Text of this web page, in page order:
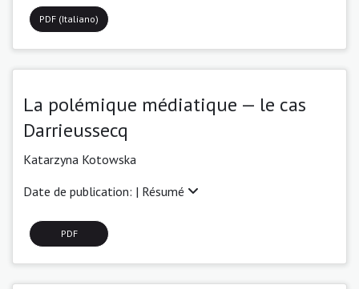
PDF (Italiano)
La polémique médiatique — le cas
Darrieussecq
Katarzyna Kotowska
Date de publication: | Résumé
PDF